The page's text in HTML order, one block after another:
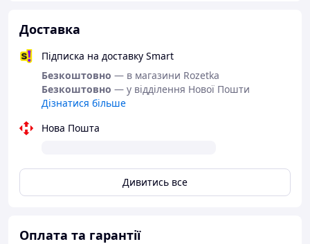
(мм)
(мм)
(паска)
60 80 г 96 г
70
130 85
Доставка
Підписка на доставку Smart
Безкоштовно — в магазини Rozetka
Безкоштовно — у відділення Нової Пошти
Дізнатися більше
Нова Пошта
Дивитись все
Оплата та гарантії